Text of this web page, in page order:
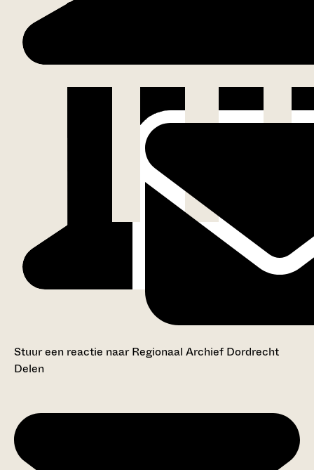
Stuur een reactie naar Regionaal Archief Dordrecht
Delen